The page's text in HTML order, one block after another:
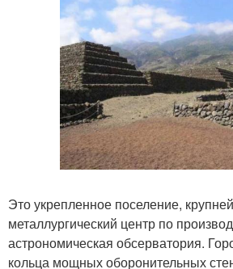
Это укрепленное поселение,
металлургический центр по
астрономическая обсерватория.
кольца мощных оборонительных